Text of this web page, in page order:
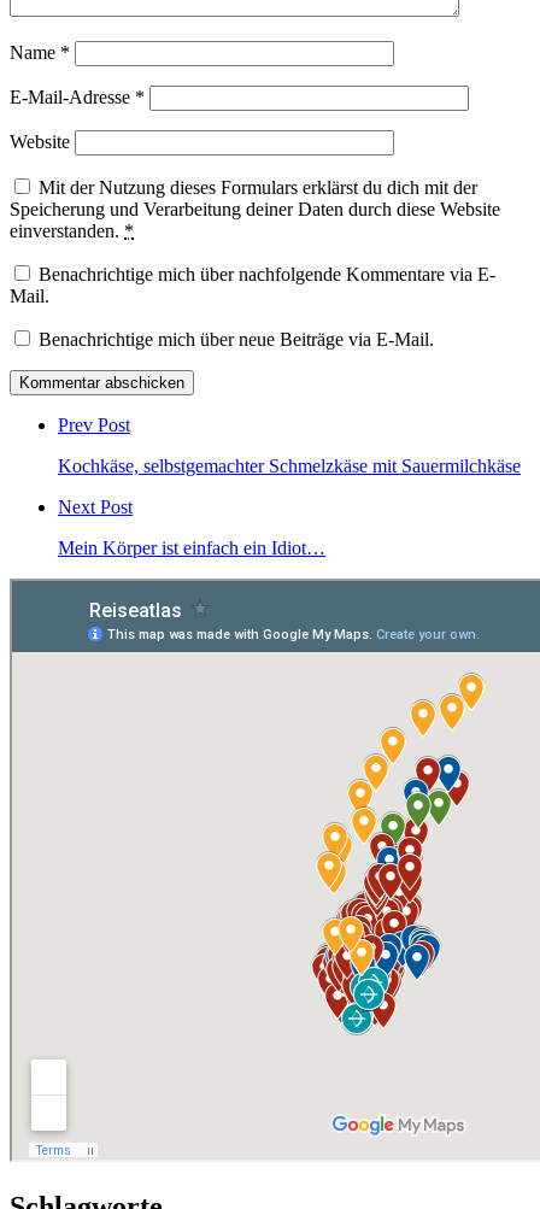
Name *
E-Mail-Adresse *
Website
Mit der Nutzung dieses Formulars erklärst du dich mit der
Speicherung und Verarbeitung deiner Daten durch diese Website
einverstanden. *
Benachrichtige mich über nachfolgende Kommentare via E-
Mail.
Benachrichtige mich über neue Beiträge via E-Mail.
Post
comment
Prev Post
Kochkäse, selbstgemachter Schmelzkäse mit Sauermilchkäse
Next Post
Mein Körper ist einfach ein Idiot…